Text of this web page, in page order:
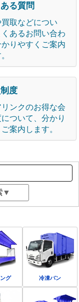
る質問
取などについ
あるお問い合わ
りやすくご案内
度
リンクのお得な会
について、分かり
案内します。
グ 冷凍バン